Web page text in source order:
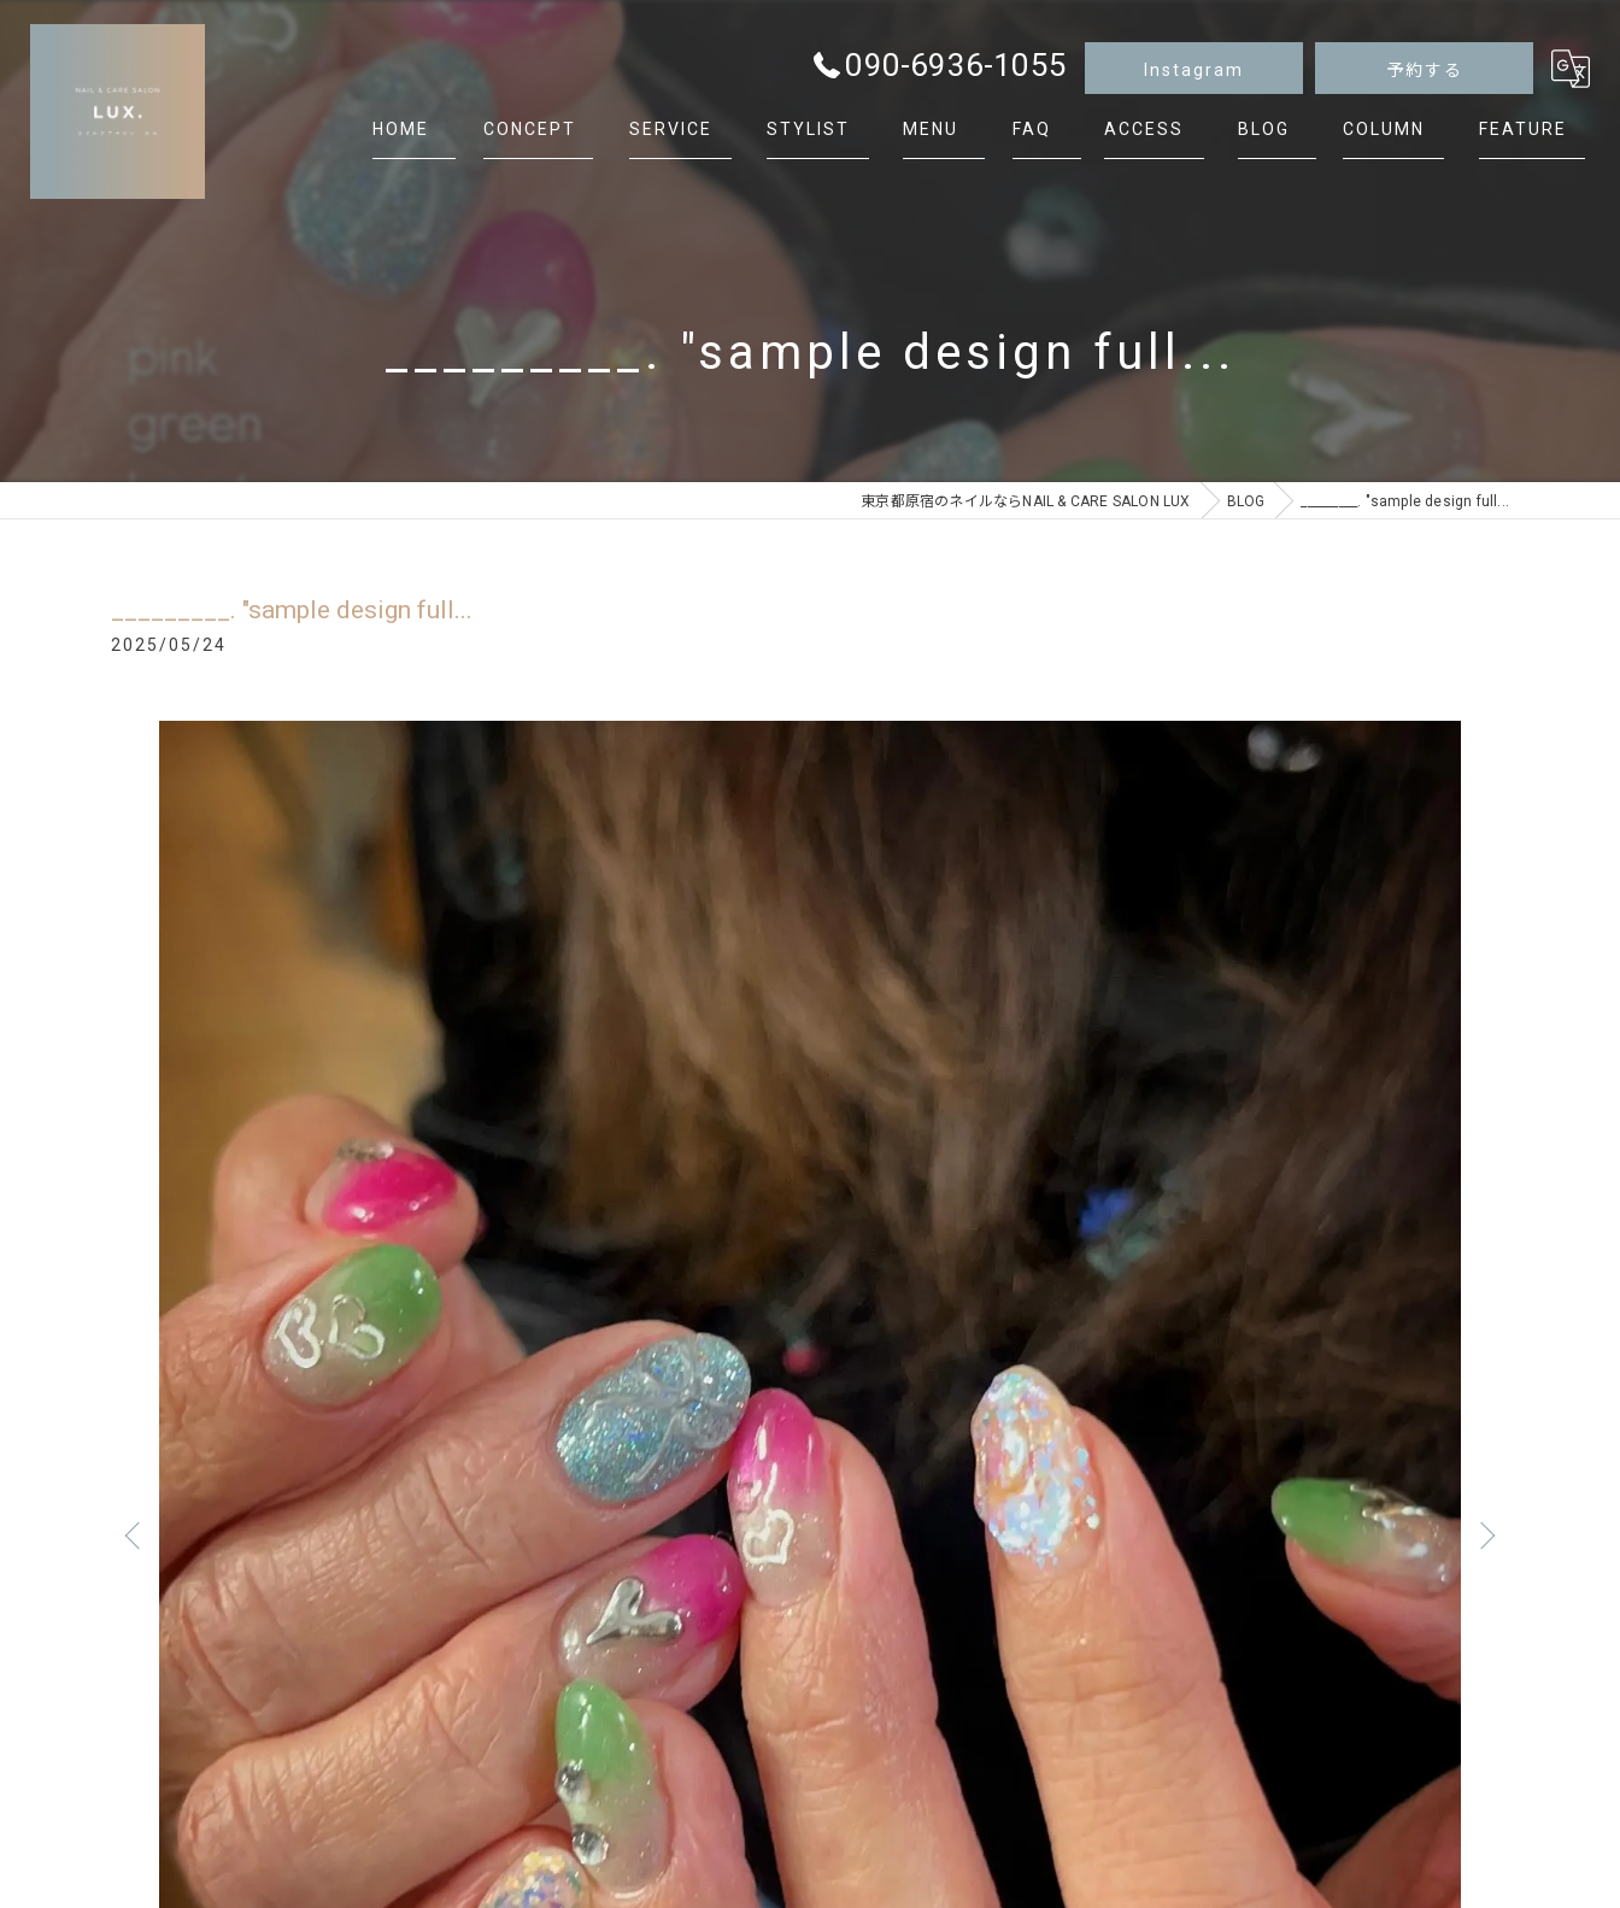
090-6936-1055 Instagram 予約する
HOME CONCEPT SERVICE STYLIST MENU FAQ ACCESS BLOG COLUMN FEATURE
_________. "sample design full...
東京都原宿のネイルならNAIL & CARE SALON LUX BLOG _________. "sample design full...
_________. "sample design full...
2025/05/24